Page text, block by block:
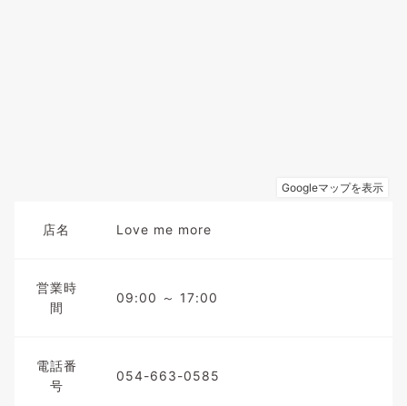
店名 Love me more
営業時
間
09:00 ～ 17:00
電話番
号
054-663-0585